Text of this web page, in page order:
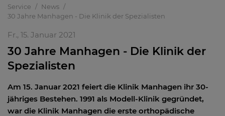
Service
News
30 Jahre Manhagen - Die Klinik der Spezialisten
Fr., 15. Januar 2021
30 Jahre Manhagen - Die Klinik der
Spezialisten
Am 15. Januar 2021 feiert die Klinik Manhagen ihr 30-
jähriges Bestehen. 1991 als Modell-Klinik gegründet,
war die Klinik Manhagen die erste orthopädische